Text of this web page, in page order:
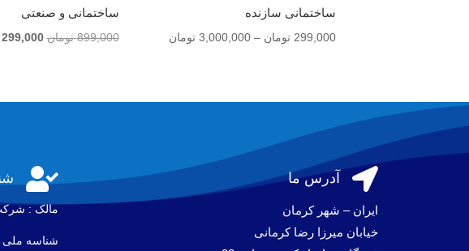
ساختمانی سازنده
299,000 تومان –
3,000,000 تومان
ساختمانی و صنعتی
899,000 تومان قیمت
299,000

مالک :
شناسه ملی
 آدرس ما
ایران – شهر کرمان
خیابان میرزا رضا کرمانی